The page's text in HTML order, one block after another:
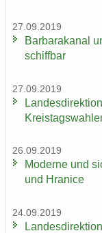
27.09.2019
Bar­ba­ra­ka­nal
schiff­bar
27.09.2019
26.09.2019
Mo­der­ne und
und Hra­nice
24.09.2019